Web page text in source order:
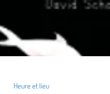
Heure et lieu